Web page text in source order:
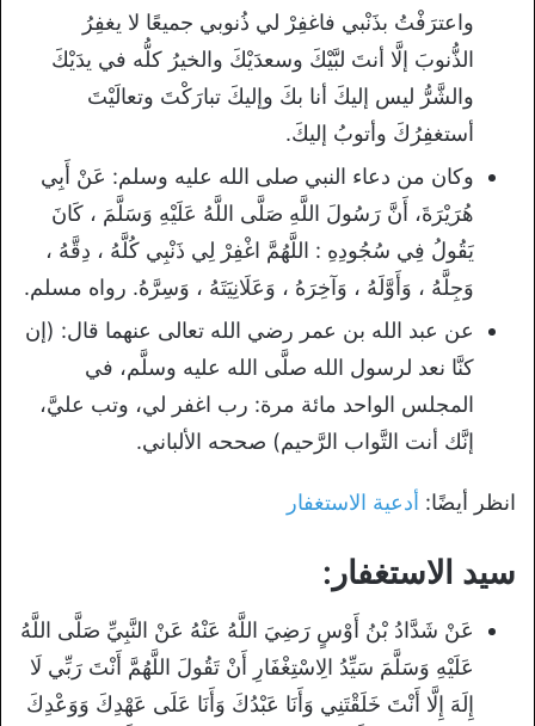
واعترَفْتُ بذَنْبي فاغفِرْ لي ذُنوبي جميعًا لا يغفِرُ
الذُّنوبَ إلَّا أنتَ لبَّيْكَ وسعدَيْكَ والخيرُ كلُّه في يدَيْكَ
والشَّرُّ ليس إليكَ أنا بكَ وإليكَ تبارَكْتَ وتعالَيْتَ
أستغفِرُكَ وأتوبُ إليكَ.
وكان من دعاء النبي صلى الله عليه وسلم: عَنْ أَبِي
هُرَيْرَةَ، أَنَّ رَسُولَ اللَّهِ صَلَّى اللَّهُ عَلَيْهِ وَسَلَّمَ ، كَانَ
يَقُولُ فِي سُجُودِهِ : اللَّهُمَّ اغْفِرْ لِي ذَنْبِي كُلَّهُ ، دِقَّهُ ،
وَجِلَّهُ ، وَأَوَّلَهُ ، وَآخِرَهُ ، وَعَلَانِيَتَهُ ، وَسِرَّهُ. رواه مسلم.
عن عبد الله بن عمر رضي الله تعالى عنهما قال: (إن
كنَّا نعد لرسول الله صلَّى الله عليه وسلَّم، في
المجلس الواحد مائة مرة: رب اغفر لي، وتب عليَّ،
إنَّك أنت التَّواب الرَّحيم) صححه الألباني.
انظر أيضًا: أدعية الاستغفار
سيد الاستغفار:
عَنْ شَدَّادُ بْنُ أَوْسٍ رَضِيَ اللَّهُ عَنْهُ عَنْ النَّبِيِّ صَلَّى اللَّهُ
عَلَيْهِ وَسَلَّمَ سَيِّدُ الِاسْتِغْفَارِ أَنْ تَقُولَ اللَّهُمَّ أَنْتَ رَبِّي لَا
إِلَهَ إِلَّا أَنْتَ خَلَقْتَنِي وَأَنَا عَبْدُكَ وَأَنَا عَلَى عَهْدِكَ وَوَعْدِكَ